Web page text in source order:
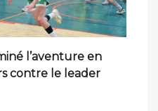
l’aventure en
contre le leader